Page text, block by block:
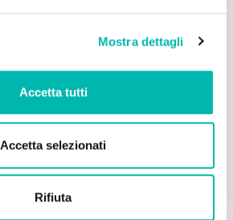
Mostra dettagli
Accetta tutti
Accetta selezionati
Rifiuta